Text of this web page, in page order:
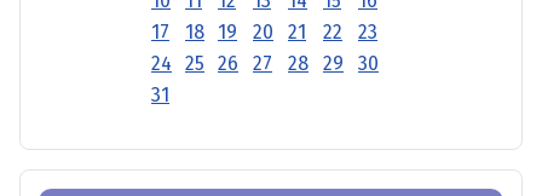
17
18 19 20 21 22
23
24
25 26 27 28 29
30
31